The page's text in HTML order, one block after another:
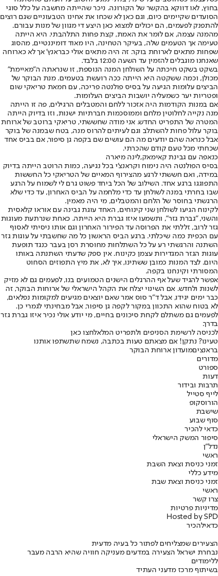
בחוץ, לאו דווקא בהקשר של הקורונה. ניכר שהייתה מחשבה על כלל סוגי
הסועדים שקיימים כיום, וגם כאן לא שכחו את אחינו הטבעוניים שגם רוצים
להתפנק לפעמים, הם יכולים למצוא כאן היצע די מגוון של מנות עבורם.
מהמנה עצמה, אם לומר את האמת, קצת פחות התלהבתי. היא הייתה
טעימה אך הטעמים שלה, בעיקר הטחינה, היו מאוד דומיננטיים, מהסוג
שפחות מתאים לארוחת בוקר. זה היה מתאים אולי כבראנץ' אך לא כארוחה
שאנחנו מוגבלים להזמין עד השעה 12:00 בלבד.
בשקט בשקט חיכתה על השולחן המנה הנוספת, זו שנראתה ה"מאיימת"
מכולן, וכמה ששקטה היא הייתה ככה רועשת בטעמים. מנת הבוקר של
הביצים עלומות הגיעה על בסיס פולנטה פריכה, עם חמאת טריאקי שום
ופטריות יער כשמעליה יושבות הביצים העלומות.
אם במנות הקודמות היה אזכור ללחם והמטבלים הרגילים, פה זו הייתה
מנה נקייה לחלוטין מלחם וממוסכמות חברתיות ישנות, וזו בדיוק הייתה
המטרה של התפריט החדש. אני מודה שחששתי, טריאקי ברוטב של ארוחת
בוקר עלול פחות להשתלב וגם לעיתים להרוס מנה, בטח שבמנה של בוקר
אבל כנראה שהם יודעים מה הם עושים שם בקפה גן סיפור, אם בביס אחד
שכחתי מכל טעם קודם שהכרתי.
כנאפה עם גבינת קאימאק,לינה מיארה
בסיס הפולנטה היה נימוח וקראנצ'י בכל נגיעה, כמות הרוטב הייתה בדיוק
במידה, ואם חששתי לרגע מהצירוף המאיים של הטריאקי כל החששות
התפוגגו ברגע אחד. השילוב של הכל ביחד פשוט גרם לי לשמוח על הרגע
שבו בחרתי במנה לשולחן עד כדי מלחמה על הביס האחרון, עד כדי שלא
הרגשתי בחוסר של הלחם והמטבלים, מי היה מאמין.
לקינוח הגיעו לשולחן שני קינוחים, האחד עוגת גבינה עם אוראו קלאסית
והשני, "גברת גזר", ותשמעו איזו גברת היא הייתה. כאחת שנרתעת מעוגות
גזר לרוב, זללתי את הפרוסה עד הפירור האחרון וגם אותו ניסיתי לאסוף
עם הכפית כמה שיכלתי. ברגע הביס הראשון כל מה שחשבתי על עוגות גזר
השתנה והרגשתי רע על כל השתלחות מחוסרת רסן בעבר כנגד תופעת
עוגות הגזר המגדירות עצמן כקינוח. אין ספק שדעתי השתנתה באותו
היום. לצד המנות כמובן ששתינו, איך לא, את מיץ התפוזים הסחוט
המסורתי וקינחנו בקפה.
אפשר להגיד שעל אף ההרגלים הישנים הטמועים בנו, לפעמים גם לא מזיק
לשנות ולחדש. אם השינוי יצלח את הקהל הישראלי של ארוחות הבוקר, זה
כבר ימים יגידו, אבל ד"ר סוס אמר שאם יוצאים מגיעים למקומות נפלאים,
לא בטוח שהוא התכוון במקור לקפה גן סיפור, אבל מבחינתי לגמרי כן.
לפעמים גם משתלם לקחת סיכונים בחיים, מי יודע אולי נכיר איזו גברת גזר
בדרך.
לכניסה לרשימת הסניפים ולתפריט המלאלחצו כאן
טעינו? נתקן! אם מצאתם טעות בכתבה, נשמח שתשתפו אותנו
בראנציםמועדון ארוחת הבוקר
מדורים
ספורט
דעות
תרבות ובידור
לייף סטייל
הורוסקופ
שישבת
סוף שבוע
כדאי להכיר
סיפור המשק הישראלי
נדל"ן
ראשי
זמני כניסת וצאת השבת
מידע כללי
זמני כניסת וצאת שבת
ראשי
צרו קשר
מדיניות פרטיות
Hosted by SPD
כדאילהכיר
הצעירים שמצליחים לפתור כל בעיה מדעית
נבחרת ישראל הצעירה במדעים מעניקה חוויה שהיא הרבה מעבר
ללימודים
בשיתוף מרכז מדעני העתיד